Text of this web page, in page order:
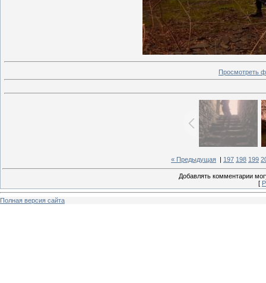
Просмотреть
« Предыдущая 197 198 199
Добавлять комментарии
[
Полная версия сайта